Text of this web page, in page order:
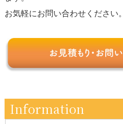
お気軽にお問い合わせください。
Information